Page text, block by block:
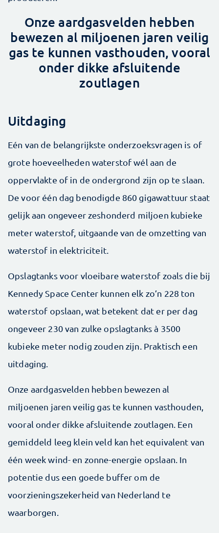
Onze aardgasvelden hebben
bewezen al miljoenen jaren veilig
gas te kunnen vasthouden, vooral
onder dikke afsluitende
zoutlagen
Uitdaging
Eén van de belangrijkste onderzoeksvragen is of
grote hoeveelheden waterstof wél aan de
oppervlakte of in de ondergrond zijn op te slaan.
De voor één dag benodigde 860 gigawattuur staat
gelijk aan ongeveer zeshonderd miljoen kubieke
meter waterstof, uitgaande van de omzetting van
waterstof in elektriciteit.
Opslagtanks voor vloeibare waterstof zoals die bij
Kennedy Space Center kunnen elk zo’n 228 ton
waterstof opslaan, wat betekent dat er per dag
ongeveer 230 van zulke opslagtanks à 3500
kubieke meter nodig zouden zijn. Praktisch een
uitdaging.
Onze aardgasvelden hebben bewezen al
miljoenen jaren veilig gas te kunnen vasthouden,
vooral onder dikke afsluitende zoutlagen. Een
gemiddeld leeg klein veld kan het equivalent van
één week wind- en zonne-energie opslaan. In
potentie dus een goede buffer om de
voorzieningszekerheid van Nederland te
waarborgen.